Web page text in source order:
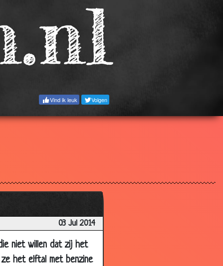
Vind ik leuk Volgen
03 Jul 2014
niet willen dat zij het
ze het elftal met benzine
2.79
2.84